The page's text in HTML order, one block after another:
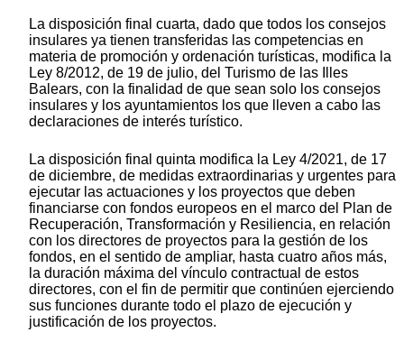
La disposición final cuarta, dado que todos los consejos
insulares ya tienen transferidas las competencias en
materia de promoción y ordenación turísticas, modifica la
Ley 8/2012, de 19 de julio, del Turismo de las Illes
Balears, con la finalidad de que sean solo los consejos
insulares y los ayuntamientos los que lleven a cabo las
declaraciones de interés turístico.
La disposición final quinta modifica la Ley 4/2021, de 17
de diciembre, de medidas extraordinarias y urgentes para
ejecutar las actuaciones y los proyectos que deben
financiarse con fondos europeos en el marco del Plan de
Recuperación, Transformación y Resiliencia, en relación
con los directores de proyectos para la gestión de los
fondos, en el sentido de ampliar, hasta cuatro años más,
la duración máxima del vínculo contractual de estos
directores, con el fin de permitir que continúen ejerciendo
sus funciones durante todo el plazo de ejecución y
justificación de los proyectos.